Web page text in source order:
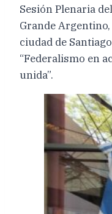
Sesión Plenaria
Grande
ciudad de
“Federalismo en
unida”.